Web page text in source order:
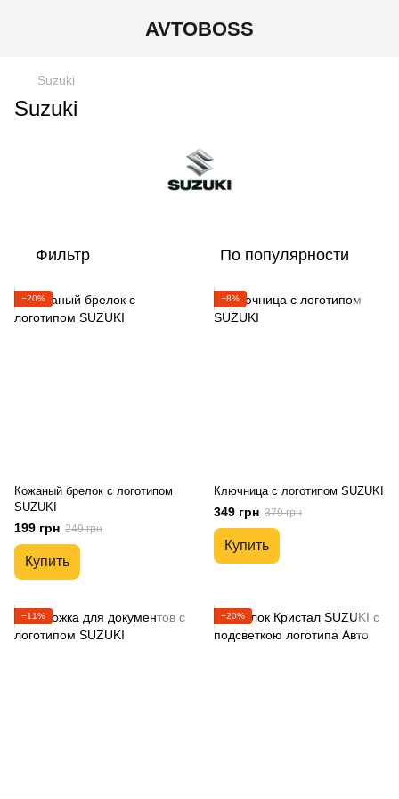
AVTOBOSS
Suzuki
Suzuki
Фильтр По популярности
−20%
Кожаный брелок с логотипом
SUZUKI
199 грн 249 грн
Купить
−8%
Ключница с логотипом SUZUKI
349 грн 379 грн
Купить
−11% −20%